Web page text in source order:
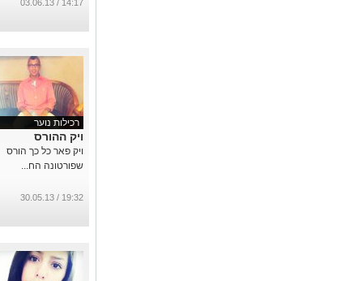
14:17 / 03.06.13
רכילות נוער
ויק ההורס
ויק פאר כל כך הורס
שפורטונה הח...
19:32 / 30.05.13